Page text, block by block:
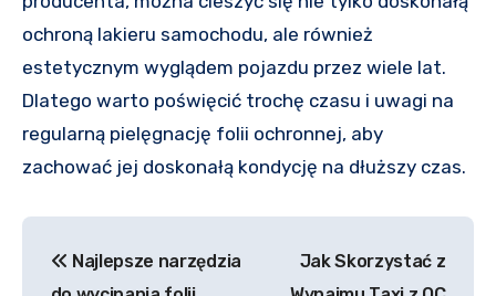
ochroną lakieru samochodu, ale również
estetycznym wyglądem pojazdu przez wiele lat.
Dlatego warto poświęcić trochę czasu i uwagi na
regularną pielęgnację folii ochronnej, aby
zachować jej doskonałą kondycję na dłuższy czas.
wpisu
Najlepsze narzędzia
Jak Skorzystać z